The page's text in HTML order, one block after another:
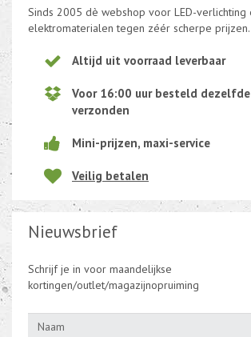
CEE-stekker-contra 380-230V
Beweging-Tijd-Rook Sensors
Outletdeals
Bulkverpakking
Sinds 2005 dè webshop voor LED-verlichting
elektromaterialen tegen zéér scherpe prijzen.
Altijd uit voorraad leverbaar
Voor 16:00 uur besteld
verzonden
Mini-prijzen, maxi-service
Veilig betalen
Nieuwsbrief
Schrijf je in voor maandelijkse
kortingen/outlet/magazijnopruiming